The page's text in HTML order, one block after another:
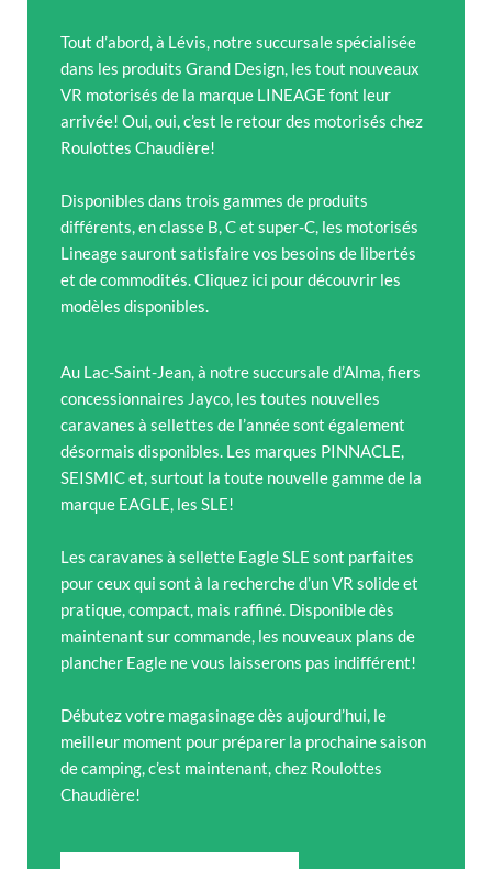
Tout d’abord, à Lévis, notre succursale spécialisée
dans les produits Grand Design, les tout nouveaux
VR motorisés de la marque LINEAGE font leur
arrivée! Oui, oui, c’est le retour des motorisés chez
Roulottes Chaudière!
Disponibles dans trois gammes de produits
différents, en classe B, C et super-C, les motorisés
Lineage sauront satisfaire vos besoins de libertés
et de commodités. Cliquez ici pour découvrir les
modèles disponibles.
Au Lac-Saint-Jean, à notre succursale d’Alma, fiers
concessionnaires Jayco, les toutes nouvelles
caravanes à sellettes de l’année sont également
désormais disponibles. Les marques PINNACLE,
SEISMIC et, surtout la toute nouvelle gamme de la
marque EAGLE, les SLE!
Les caravanes à sellette Eagle SLE sont parfaites
pour ceux qui sont à la recherche d’un VR solide et
pratique, compact, mais raffiné. Disponible dès
maintenant sur commande, les nouveaux plans de
plancher Eagle ne vous laisserons pas indifférent!
Débutez votre magasinage dès aujourd’hui, le
meilleur moment pour préparer la prochaine saison
de camping, c’est maintenant, chez Roulottes
Chaudière!